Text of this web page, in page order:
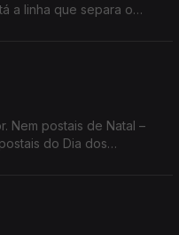
a linha que separa o
Nem postais de Natal –
do Dia dos